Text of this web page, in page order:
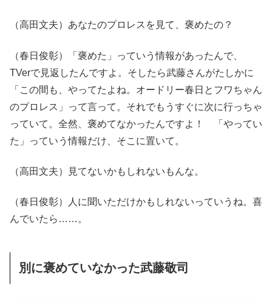
（高田文夫）あなたのプロレスを見て、褒めたの？
（春日俊彰）「褒めた」っていう情報があったんで、
TVerで見返したんですよ。そしたら武藤さんがたしかに
「この間も、やってたよね。オードリー春日とフワちゃん
のプロレス」って言って。それでもうすぐに次に行っちゃ
っていて。全然、褒めてなかったんですよ！ 「やってい
た」っていう情報だけ、そこに置いて。
（高田文夫）見てないかもしれないもんな。
（春日俊彰）人に聞いただけかもしれないっていうね。喜
んでいたら……。
別に褒めていなかった武藤敬司